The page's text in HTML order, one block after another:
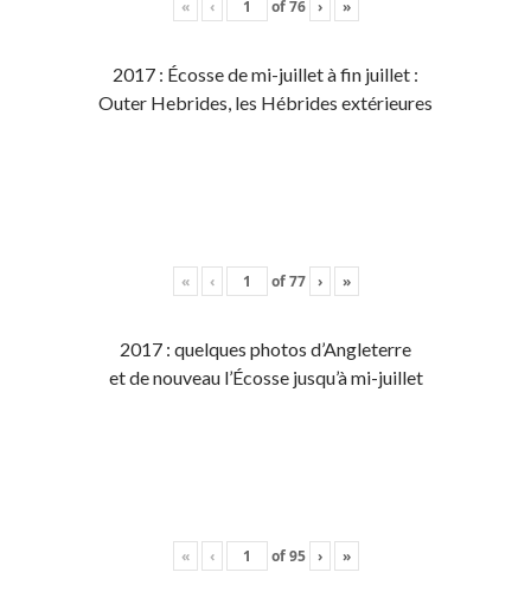
« ‹ of76 › »
2017 : Écosse de mi-juillet à fin juillet :
Outer Hebrides, les Hébrides extérieures
« ‹ of77 › »
2017 : quelques photos d’Angleterre
et de nouveau l’Écosse jusqu’à mi-juillet
« ‹ of95 › »